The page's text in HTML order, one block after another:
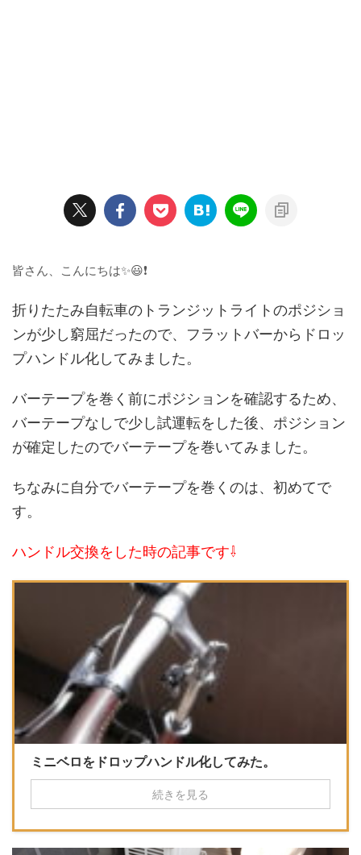
皆さん、こんにちは✨😃❗
折りたたみ自転車のトランジットライトのポジショ
ンが少し窮屈だったので、フラットバーからドロッ
プハンドル化してみました。
バーテープを巻く前にポジションを確認するため、
バーテープなしで少し試運転をした後、ポジション
が確定したのでバーテープを巻いてみました。
ちなみに自分でバーテープを巻くのは、初めてで
す。
ハンドル交換をした時の記事です⇩
ミニベロをドロップハンドル化してみた。
続きを見る